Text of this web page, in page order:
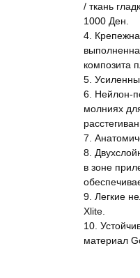
/ ткань
1000 Ден.
4.
композита
5.
6. Нейлон-
молниях
7.
8.
в зоне
9. Легкие
Xlite.
10.
материал